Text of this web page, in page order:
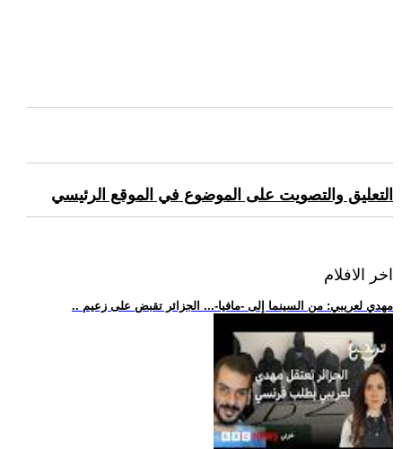
التعليق والتصويت على الموضوع في الموقع الرئيسي
اخر الافلام
.. مهدي لعريبي: من السينما إلى -مافيا-... الجزائر تقبض على زعيم